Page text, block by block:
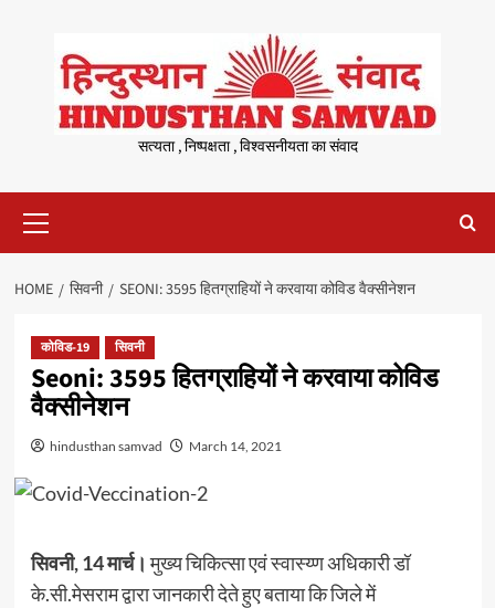
content
सत्यता , निष्पक्षता , विश्वसनीयता का संवाद
Menu
HOME सिवनी SEONI: 3595 हितग्राहियों ने करवाया कोविड वैक्सीनेशन
कोविड-19 सिवनी
Seoni: 3595 हितग्राहियों ने करवाया कोविड
वैक्सीनेशन
hindusthan samvad March 14, 2021
सिवनी, 14 मार्च। मुख्य चिकित्सा एवं स्वास्य्ण अधिकारी डॉ
के.सी.मेसराम द्वारा जानकारी देते हुए बताया कि जिले में